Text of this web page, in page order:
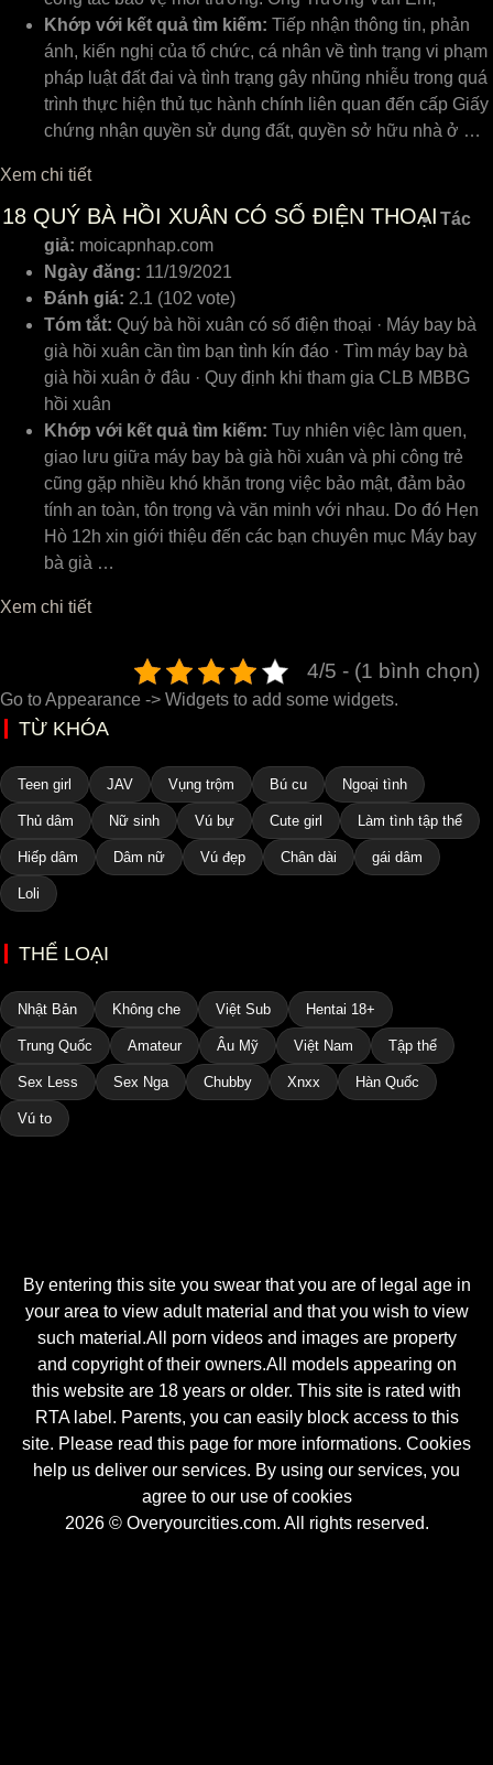
Khớp với kết quả tìm kiếm: Tiếp nhận thông tin, phản
ánh, kiến nghị của tổ chức, cá nhân về tình trạng vi phạm
pháp luật đất đai và tình trạng gây nhũng nhiễu trong quá
trình thực hiện thủ tục hành chính liên quan đến cấp Giấy
chứng nhận quyền sử dụng đất, quyền sở hữu nhà ở …
Xem chi tiết
18 QUÝ BÀ HỒI XUÂN CÓ SỐ ĐIỆN THOẠI Tác
giả: moicapnhap.com
Ngày đăng: 11/19/2021
Đánh giá: 2.1 (102 vote)
Tóm tắt: Quý bà hồi xuân có số điện thoại · Máy bay bà
già hồi xuân cần tìm bạn tình kín đáo · Tìm máy bay bà
già hồi xuân ở đâu · Quy định khi tham gia CLB MBBG
hồi xuân
Khớp với kết quả tìm kiếm: Tuy nhiên việc làm quen,
giao lưu giữa máy bay bà già hồi xuân và phi công trẻ
cũng gặp nhiều khó khăn trong việc bảo mật, đảm bảo
tính an toàn, tôn trọng và văn minh với nhau. Do đó Hẹn
Hò 12h xin giới thiệu đến các bạn chuyên mục Máy bay
bà già …
Xem chi tiết
4/5 - (1 bình chọn)
Go to Appearance -> Widgets to add some widgets.
TỪ KHÓA
Teen girl JAV Vụng trộm Bú cu Ngoại tình
Thủ dâm Nữ sinh Vú bự Cute girl Làm tình tập thể
Hiếp dâm Dâm nữ Vú đẹp Chân dài gái dâm
Loli
THỂ LOẠI
Nhật Bản Không che Việt Sub Hentai 18+
Trung Quốc Amateur Âu Mỹ Việt Nam Tập thể
Sex Less Sex Nga Chubby Xnxx Hàn Quốc
Vú to
By entering this site you swear that you are of legal age in
your area to view adult material and that you wish to view
such material.All porn videos and images are property
and copyright of their owners.All models appearing on
this website are 18 years or older. This site is rated with
RTA label. Parents, you can easily block access to this
site. Please read this page for more informations. Cookies
help us deliver our services. By using our services, you
agree to our use of cookies
2026 © Overyourcities.com. All rights reserved.